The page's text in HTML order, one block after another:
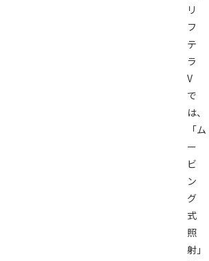
リ
フ
テ
ラ
V
で
は、
「ム
ー
ビ
ン
グ
式
照
射」